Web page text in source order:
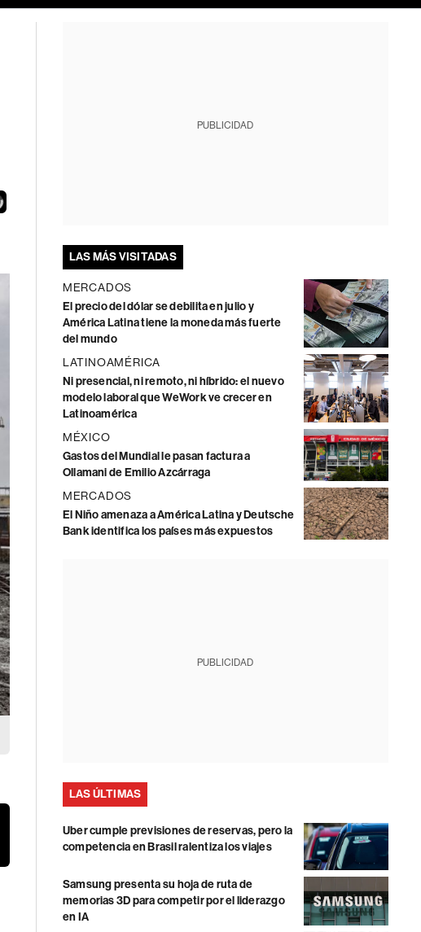
PUBLICIDAD
LAS MÁS VISITADAS
MERCADOS
El precio del dólar se debilita en julio y
América Latina tiene la moneda más fuerte
del mundo
LATINOAMÉRICA
Ni presencial, ni remoto, ni híbrido: el nuevo
modelo laboral que WeWork ve crecer en
Latinoamérica
MÉXICO
Gastos del Mundial le pasan factura a
Ollamani de Emilio Azcárraga
MERCADOS
El Niño amenaza a América Latina y Deutsche
Bank identifica los países más expuestos
PUBLICIDAD
LAS ÚLTIMAS
Uber cumple previsiones de reservas, pero la
competencia en Brasil ralentiza los viajes
Samsung presenta su hoja de ruta de
memorias 3D para competir por el liderazgo
en IA